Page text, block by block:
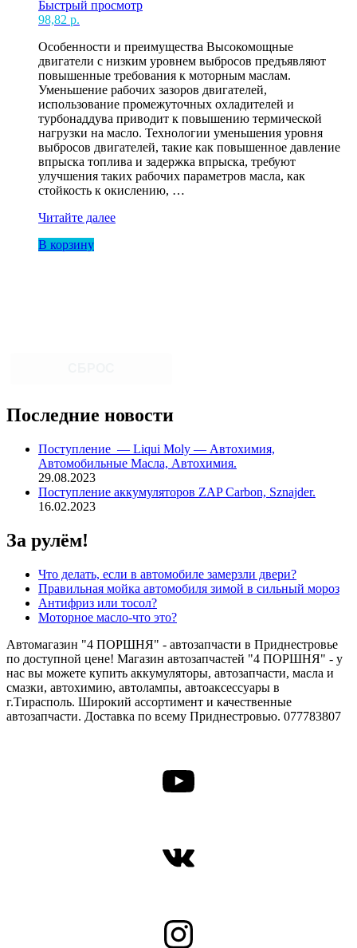
Быстрый просмотр
98,82 р.
Особенности и преимущества Высокомощные
двигатели с низким уровнем выбросов предъявляют
повышенные требования к моторным маслам.
Уменьшение рабочих зазоров двигателей,
использование промежуточных охладителей и
турбонаддува приводит к повышению термической
нагрузки на масло. Технологии уменьшения уровня
выбросов двигателей, такие как повышенное давление
впрыска топлива и задержка впрыска, требуют
улучшения таких рабочих параметров масла, как
стойкость к окислению, …
Масло
Delvac
Читайте далее
В корзину
Последние новости
Поступление — Liqui Moly — Автохимия,
Автомобильные Масла, Автохимия.
29.08.2023
Поступление аккумуляторов ZAP Carbon, Sznajder.
16.02.2023
За рулём!
Что делать, если в автомобиле замерзли двери?
Правильная мойка автомобиля зимой в сильный мороз
Антифриз или тосол?
Моторное масло-что это?
Автомагазин "4 ПОРШНЯ" - автозапчасти в Приднестровье
по доступной цене! Магазин автозапчастей "4 ПОРШНЯ" - у
нас вы можете купить аккумуляторы, автозапчасти, масла и
смазки, автохимию, автолампы, автоаксессуары в
г.Тирасполь. Широкий ассортимент и качественные
автозапчасти. Доставка по всему Приднестровью. 077783807
YouTube
ВКонтакте
Instagram